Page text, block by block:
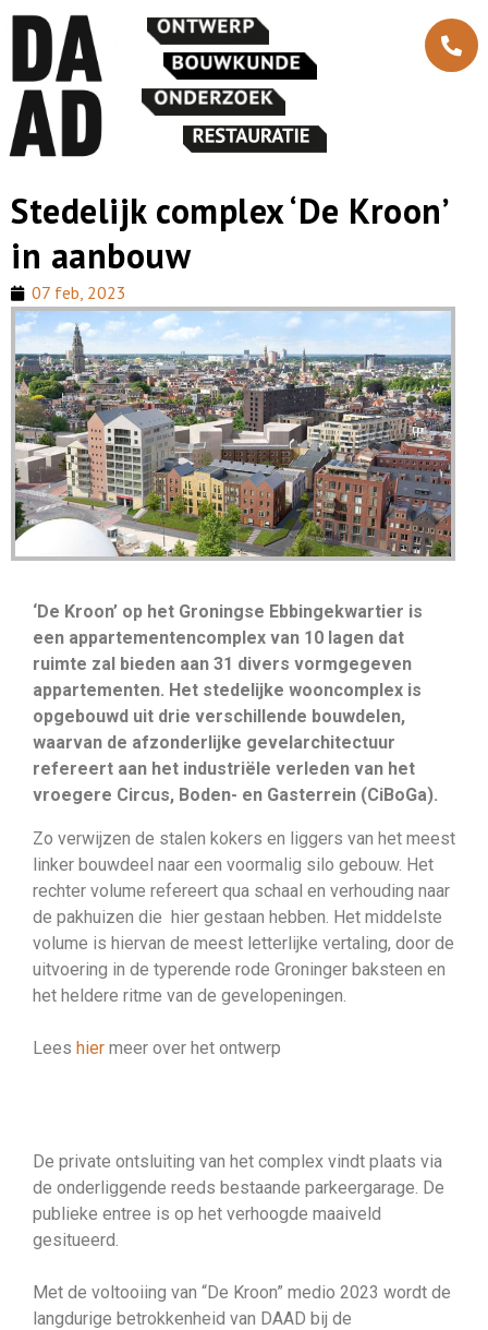
Stedelijk complex ‘De Kroon’
in aanbouw
07 feb, 2023
‘De Kroon’ op het Groningse Ebbingekwartier is
een appartementencomplex van 10 lagen dat
ruimte zal bieden aan 31 divers vormgegeven
appartementen. Het stedelijke wooncomplex is
opgebouwd uit drie verschillende bouwdelen,
waarvan de afzonderlijke gevelarchitectuur
refereert aan het industriële verleden van het
vroegere Circus, Boden- en Gasterrein (CiBoGa).
Zo verwijzen de stalen kokers en liggers van het meest
linker bouwdeel naar een voormalig silo gebouw. Het
rechter volume refereert qua schaal en verhouding naar
de pakhuizen die hier gestaan hebben. Het middelste
volume is hiervan de meest letterlijke vertaling, door de
uitvoering in de typerende rode Groninger baksteen en
het heldere ritme van de gevelopeningen.
Lees hier meer over het ontwerp
De private ontsluiting van het complex vindt plaats via
de onderliggende reeds bestaande parkeergarage. De
publieke entree is op het verhoogde maaiveld
gesitueerd.
Met de voltooiing van “De Kroon” medio 2023 wordt de
langdurige betrokkenheid van DAAD bij de